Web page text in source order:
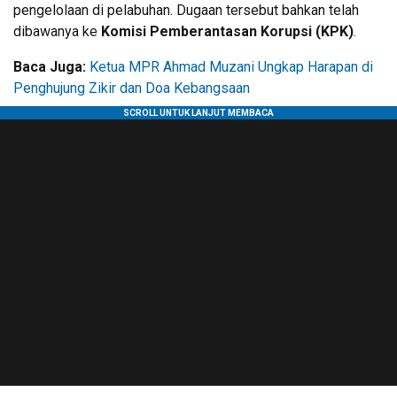
pengelolaan di pelabuhan. Dugaan tersebut bahkan telah
dibawanya ke Komisi Pemberantasan Korupsi (KPK).
Baca Juga: Ketua MPR Ahmad Muzani Ungkap Harapan di
Penghujung Zikir dan Doa Kebangsaan